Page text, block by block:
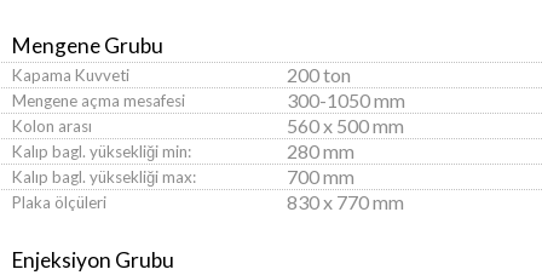
Mengene Grubu
Kapama Kuvveti 200 ton
Mengene açma mesafesi 300-1050 mm
Kolon arası 560 x 500 mm
Kalıp bagl. yüksekliği min: 280 mm
Kalıp bagl. yüksekliği max: 700 mm
Plaka ölçüleri 830 x 770 mm
Enjeksiyon Grubu